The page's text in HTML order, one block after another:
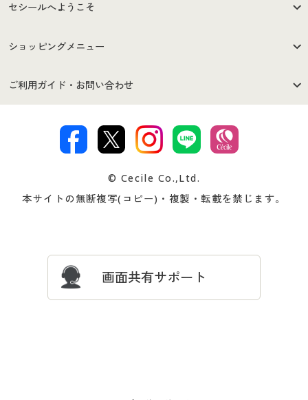
セシールへようこそ
はじめての方へ
セシールご利用規約
著作権・商標について 会社案内
ショッピングメニュー
商品カテゴリ
プレゼント＆キャンペーン サイトマップ
ご利用ガイド・お問い合わせ
交換・返品は お支払は
ついて
忘れの場合
© Cecile Co.,Ltd.
本サイトの無断複写(コピー)・複製・転載を禁じます。
画面共有サポート